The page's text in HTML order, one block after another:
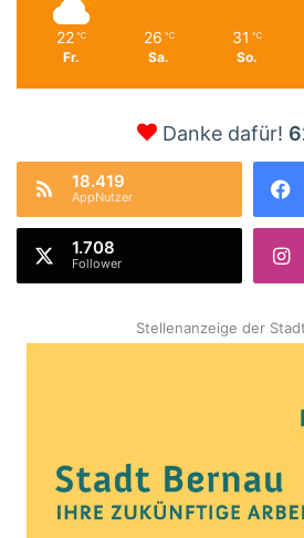
22 ℃
Fr.
26 ℃
Sa.
31 ℃
So.
Danke dafür!
18.419
AppNutzer
1.708
Follower
Stellenanzeige der